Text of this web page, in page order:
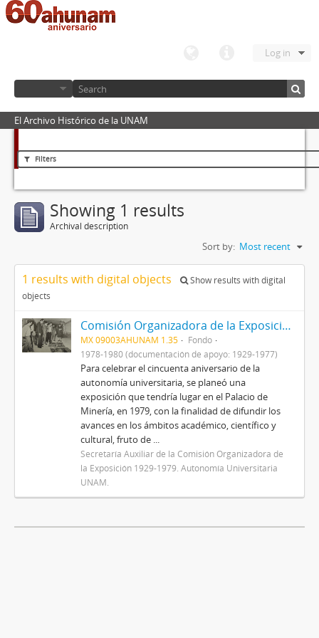
Log in
El Archivo Histórico de la UNAM
Filters
Showing 1 results
Archival description
Sort by: Most recent
1 results with digital objects
Show results with digital
objects
Comisión Organizadora de la Exposición 1929-1979. Autonomía Universitaria
MX 09003AHUNAM 1.35
Fondo
1978-1980 (documentación de apoyo: 1929-1977)
Para celebrar el cincuenta aniversario de la
autonomía universitaria, se planeó una
exposición que tendría lugar en el Palacio de
Minería, en 1979, con la finalidad de difundir los
avances en los ámbitos académico, científico y
cultural, fruto de ...
Secretaría Auxiliar de la Comisión Organizadora de
la Exposición 1929-1979. Autonomía Universitaria
UNAM.